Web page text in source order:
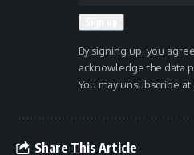
By signing up, you
acknowledge the data
You may unsubscribe at
Share This Article